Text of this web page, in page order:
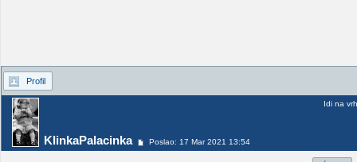
Profil
KlinkaPalacinka Poslao: 17 Mar 2021 13:54
Idi na vrh